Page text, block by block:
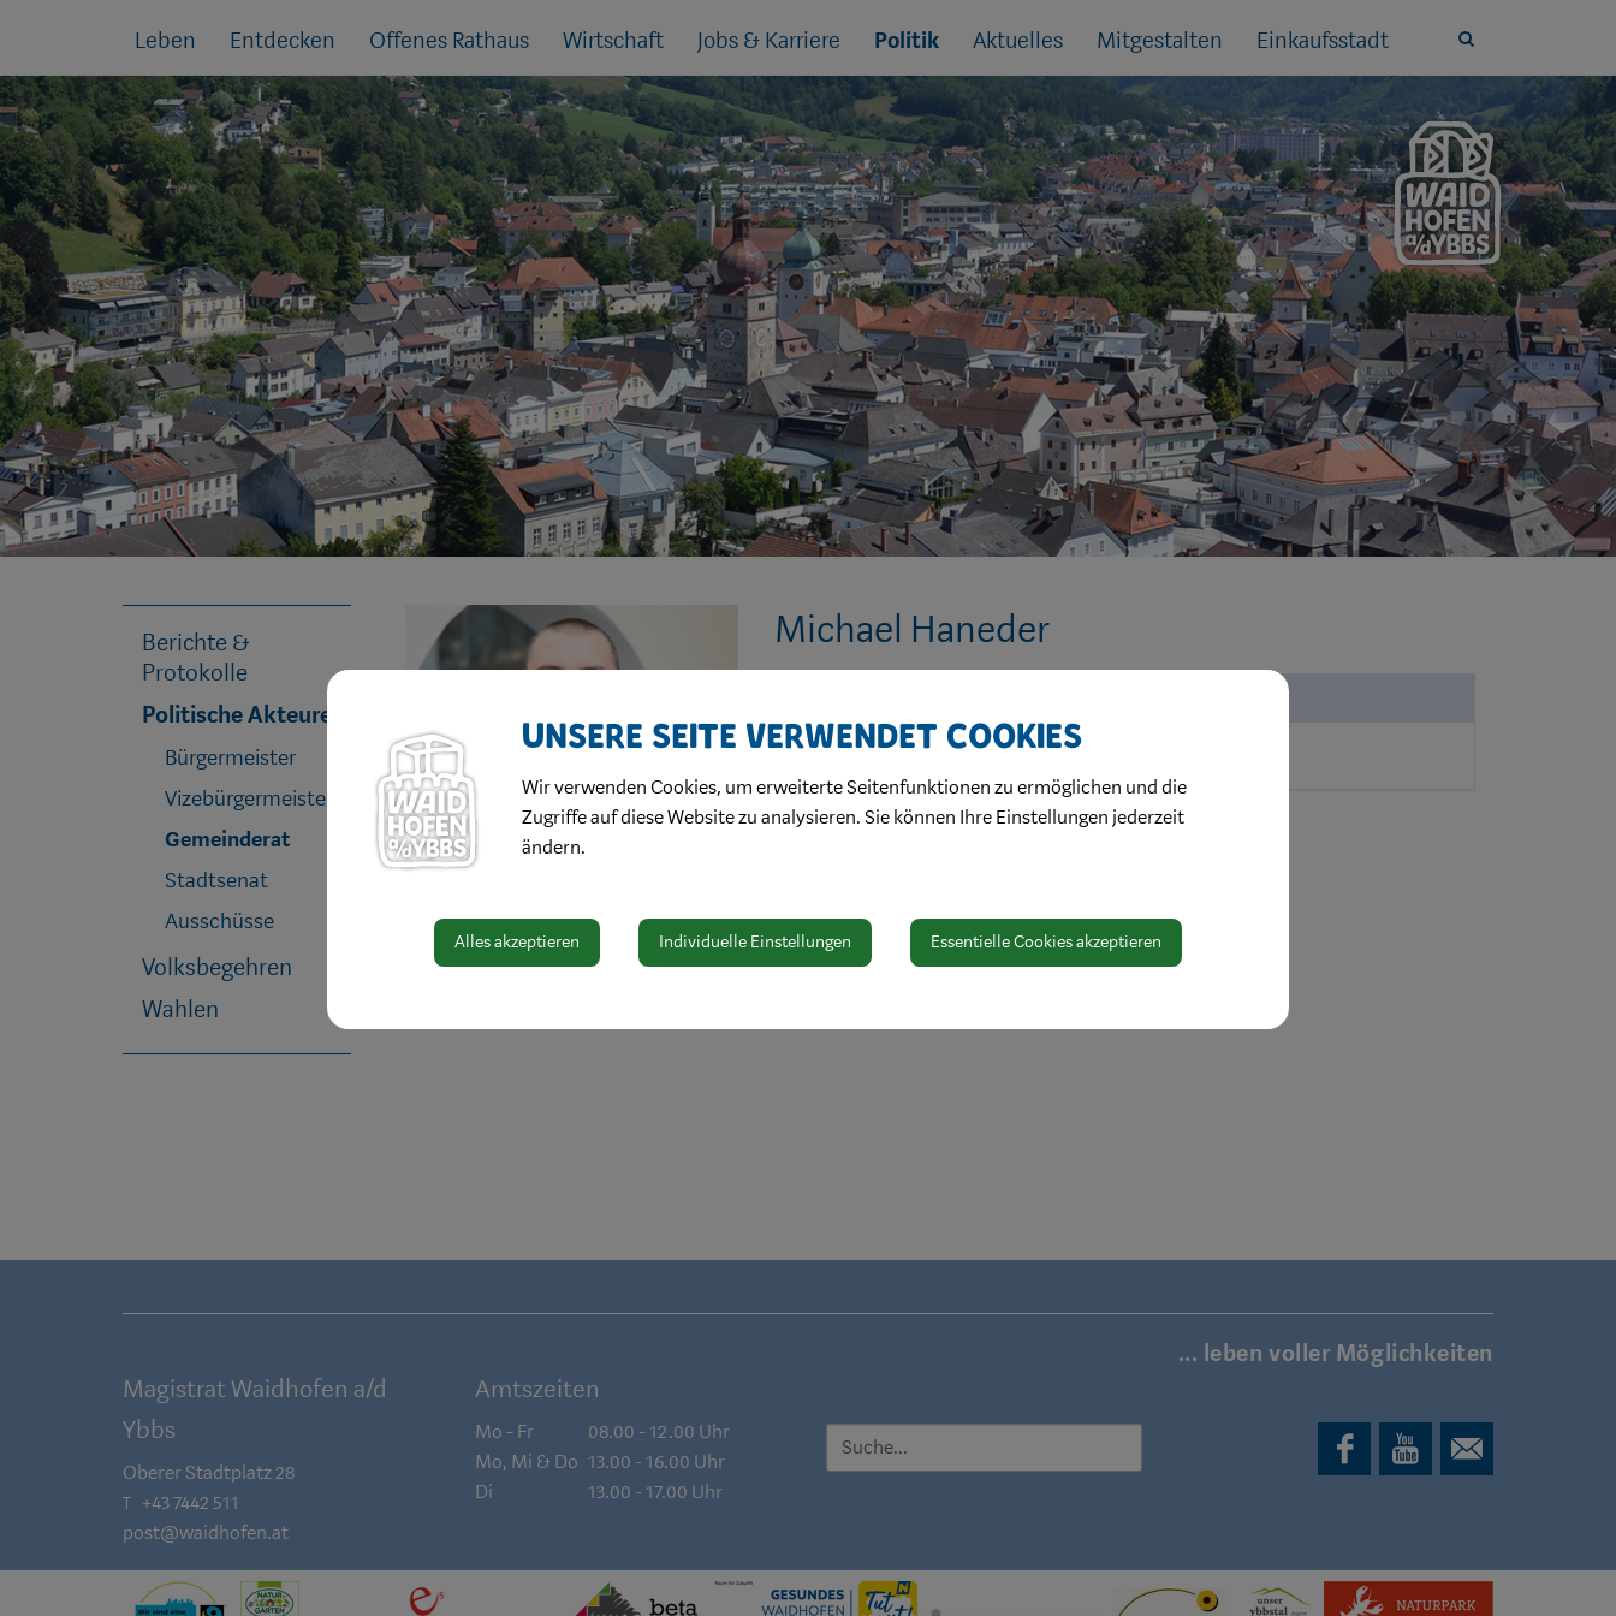
Sprungmarken
zu:
Leben Entdecken Offenes Rathaus Wirtschaft Jobs & Karriere Politik Aktuelles Mitgestalten Einkaufsstadt
Site
Michael Haneder
M +43 664 2602695
mn14291@yahoo.de
Berichte &
Protokolle
Politische Akteure
Bürgermeister
Vizebürgermeister
Gemeinderat
Stadtsenat
Ausschüsse
Volksbegehren
Wahlen
... leben voller Möglichkeiten
Magistrat Waidhofen a/d
Ybbs
Oberer Stadtplatz 28
T +43 7442 511
post@waidhofen.at
Amtszeiten
Mo - Fr
08.00 - 12.00 Uhr
Mo, Mi & Do 13.00 - 16.00 Uhr
Di
13.00 - 17.00 Uhr
SUCHE
Unsere Seite verwendet Cookies
Wir verwenden Cookies, um erweiterte Seitenfunktionen zu ermöglichen und die
Zugriffe auf diese Website zu analysieren. Sie können Ihre Einstellungen jederzeit
ändern.
Alles akzeptieren Individuelle Einstellungen Essentielle Cookies akzeptieren